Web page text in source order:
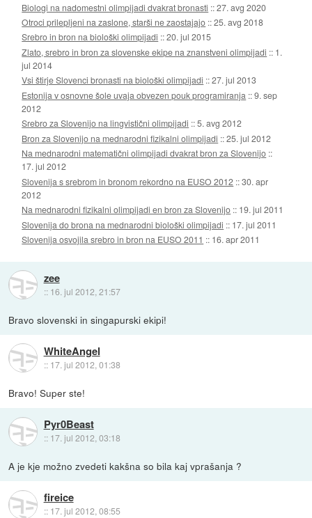
Biologi na nadomestni olimpijadi dvakrat bronasti ::27. avg 2020
Otroci prilepljeni na zaslone, starši ne zaostajajo ::25. avg 2018
Srebro in bron na biološki olimpijadi ::20. jul 2015
Zlato, srebro in bron za slovenske ekipe na znanstveni olimpijadi :: 1.
jul 2014
Vsi štirje Slovenci bronasti na biološki olimpijadi ::27. jul 2013
Estonija v osnovne šole uvaja obvezen pouk programiranja ::9. sep
2012
Srebro za Slovenijo na lingvistični olimpijadi ::5. avg 2012
Bron za Slovenijo na mednarodni fizikalni olimpijadi ::25. jul 2012
Na mednarodni matematični olimpijadi dvakrat bron za Slovenijo ::
17. jul 2012
Slovenija s srebrom in bronom rekordno na EUSO 2012 ::30. apr
2012
Na mednarodni fizikalni olimpijadi en bron za Slovenijo :: 19. jul 2011
Slovenija do brona na mednarodni biološki olimpijadi :: 17. jul 2011
Slovenija osvojila srebro in bron na EUSO 2011 :: 16. apr 2011
zee
:: 16. jul 2012, 21:57
Bravo slovenski in singapurski ekipi!
WhiteAngel
:: 17. jul 2012, 01:38
Bravo! Super ste!
Pyr0Beast
:: 17. jul 2012, 03:18
A je kje možno zvedeti kakšna so bila kaj vprašanja ?
fireice
:: 17. jul 2012, 08:55